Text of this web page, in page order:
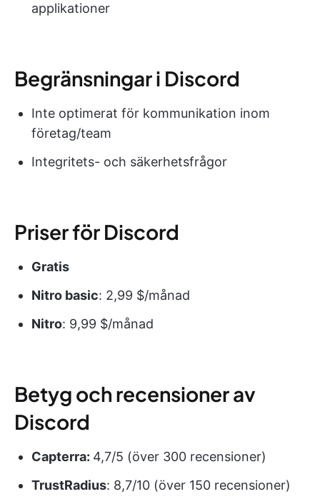
applikationer
Begränsningar i Discord
Inte optimerat för kommunikation inom
företag/team
Integritets- och säkerhetsfrågor
Priser för Discord
Gratis
Nitro basic: 2,99 $/månad
Nitro: 9,99 $/månad
Betyg och recensioner av
Discord
Capterra: 4,7/5 (över 300 recensioner)
TrustRadius: 8,7/10 (över 150 recensioner)